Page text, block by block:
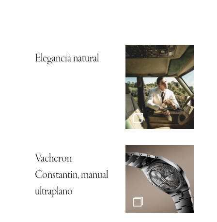
Elegancia natural
Vacheron
Constantin, manual
ultraplano